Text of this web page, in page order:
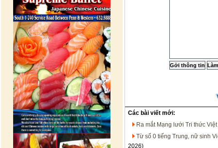
Các bài viết mới:
Ra mắt Mạng lưới Tri thức
Từ số 0 tiếng Trung, nữ sinh
2026)